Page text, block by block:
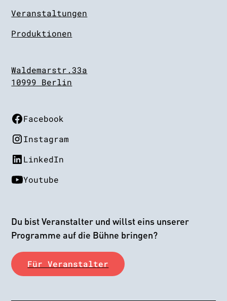
Veranstaltungen
Produktionen
Waldemarstr.33a
10999 Berlin
Facebook
Instagram
LinkedIn
Youtube
Du bist Veranstalter und willst eins unserer
Programme auf die Bühne bringen?
Für Veranstalter